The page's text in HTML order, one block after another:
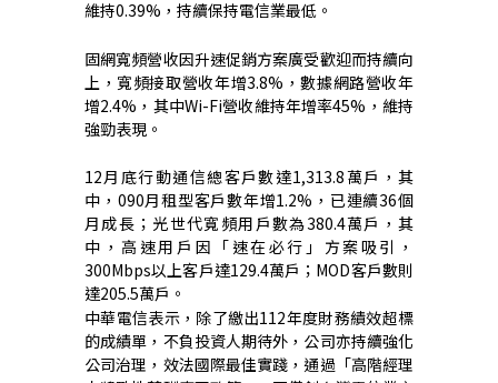
維持0.39% ，持續保持電信業最低。
固網寬頻營收因升速促銷方案廣受歡迎而持續向
上，寬頻接取營收年增3.8% ，數據網路營收年
增2.4% ，其中Wi-Fi營收維持年增率45% ，維持
強勁表現。
12月底行動通信總客戶數達1,313.8萬戶，其
中， 090月租型客戶數年增1.2% ，已連續36個
月成長；光世代寬頻用戶數為380.4萬戶，其
中，高速用戶因「速在必行」方案吸引，
300Mbps以上客戶達129.4萬戶； MOD客戶數則
達205.5萬戶。
中華電信表示，除了繳出112年度財務績效超標
的成績單，不負投資人期待外，公司亦持續強化
公司治理，效法國際最佳實踐，通過「高階經理